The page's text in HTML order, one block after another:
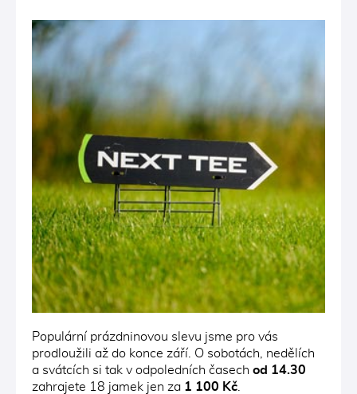
Populární prázdninovou slevu jsme pro vás
prodloužili až do konce září. O sobotách, nedělích
a svátcích si tak v odpoledních časech od 14.30
zahrajete 18 jamek jen za 1 100 Kč